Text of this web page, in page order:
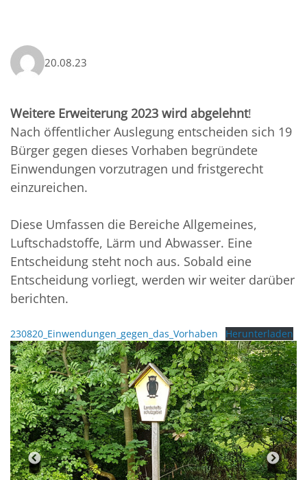
20.08.23
Weitere Erweiterung 2023 wird abgelehnt!
Nach öffentlicher Auslegung entscheiden sich 19
Bürger gegen dieses Vorhaben begründete
Einwendungen vorzutragen und fristgerecht
einzureichen.
Diese Umfassen die Bereiche Allgemeines,
Luftschadstoffe, Lärm und Abwasser. Eine
Entscheidung steht noch aus. Sobald eine
Entscheidung vorliegt, werden wir weiter darüber
berichten.
230820_Einwendungen_gegen_das_Vorhaben Herunterladen
Previous Next